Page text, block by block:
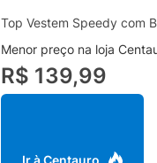
Top Vestem Speedy com
Menor preço na loja
R$ 139,99
Ir à Centauro